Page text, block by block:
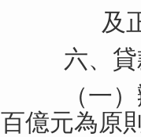
及
六、
（一
百億元為原